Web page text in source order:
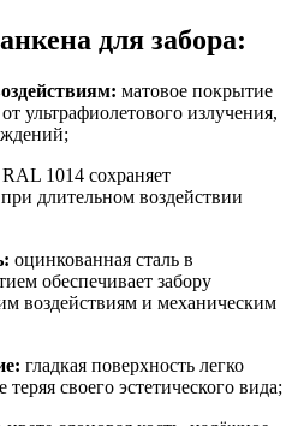
для забора:
матовое покрытие
ультрафиолетового излучения,
RAL 1014 сохраняет
длительном воздействии
оцинкованная сталь в
обеспечивает забору
воздействиям и механическим
гладкая поверхность легко
своего эстетического вида;